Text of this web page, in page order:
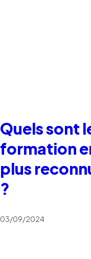
Quels sont
formation
plus
?
03/09/2024